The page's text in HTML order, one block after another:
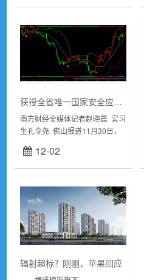
裁，预计影响80人。由于这80人
获授全省唯一国家安全应急产业示范基地，佛山南海缘何成为广东样本？
南方财经全媒体记者赵晓晨 实习
生孔令尧 佛山报道11月30日，
南海区举行，这是继2...
12-02
辐射超标？刚刚，苹果回应